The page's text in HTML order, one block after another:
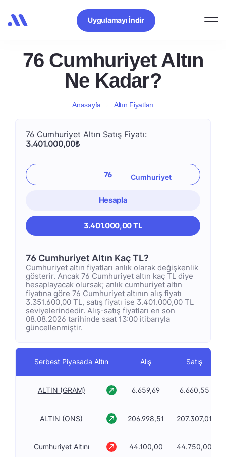
Uygulamayı İndir
76 Cumhuriyet Altın
Ne Kadar?
Anasayfa Altın Fiyatları
76 Cumhuriyet Altın Satış Fiyatı:
3.401.000,00₺
Hesapla
3.401.000,00 TL
76 Cumhuriyet Altın Kaç TL?
Cumhuriyet altın fiyatları anlık olarak değişkenlik
gösterir. Ancak 76 Cumhuriyet altın kaç TL diye
hesaplayacak olursak; anlık cumhuriyet altın
fiyatına göre 76 Cumhuriyet altının alış fiyatı
3.351.600,00 TL, satış fiyatı ise 3.401.000,00 TL
seviyelerindedir. Alış-satış fiyatları en son
08.08.2026 tarihinde saat 13:00 itibarıyla
güncellenmiştir.
Serbest Piyasada Altın Alış Satış
ALTIN (GRAM) 6.659,69 6.660,55
ALTIN (ONS) 206.998,51 207.307,01
Cumhuriyet Altını 44.100,00 44.750,00